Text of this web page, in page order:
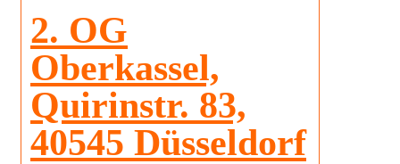
2. OG
Oberkassel,
Quirinstr. 83,
40545 Düsseldorf